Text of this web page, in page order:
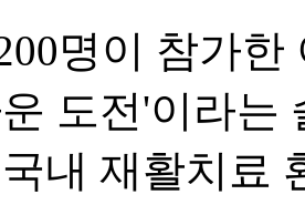
명이 참가
도전'이라는
내 재활치료